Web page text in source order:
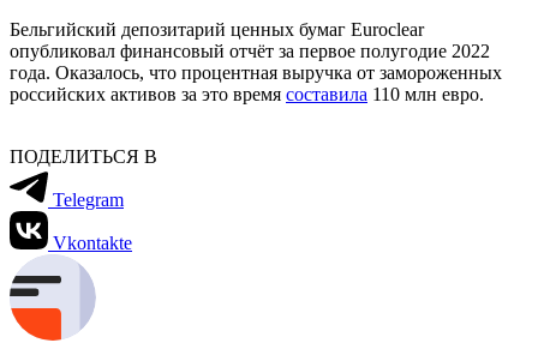
Бельгийский депозитарий ценных бумаг Euroclear
опубликовал финансовый отчёт за первое полугодие 2022
года. Оказалось, что процентная выручка от замороженных
российских активов за это время составила 110 млн евро.
ПОДЕЛИТЬСЯ В
Telegram
Vkontakte